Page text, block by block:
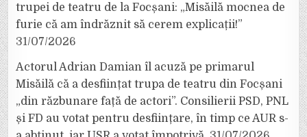
trupei de teatru de la Focșani: „Misăilă mocnea de
furie că am îndrăznit să cerem explicații!”
31/07/2026
Actorul Adrian Damian îl acuză pe primarul
Misăilă că a desființat trupa de teatru din Focșani
„din răzbunare față de actori”. Consilierii PSD, PNL
și FD au votat pentru desființare, în timp ce AUR s-